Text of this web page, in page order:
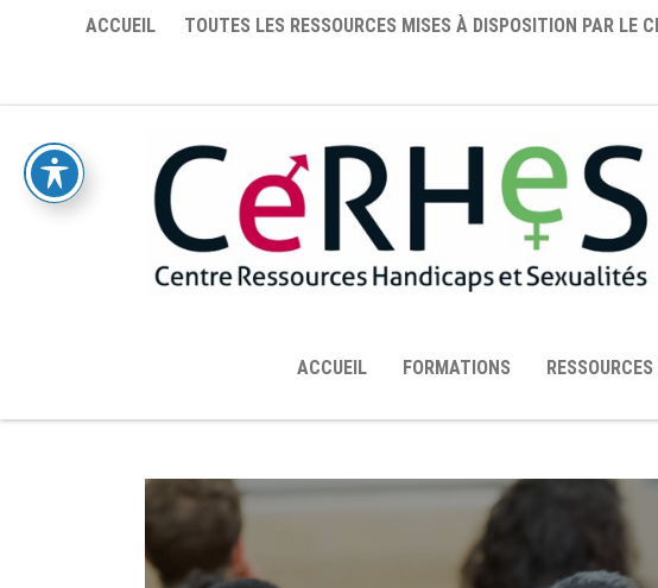
ACCUEIL TOUTES LES RESSOURCES MISES À DISPOSITION PAR LE
ACCUEIL FORMATIONS